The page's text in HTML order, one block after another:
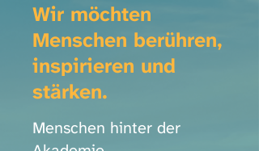
Wir möchten
Menschen berühren,
inspirieren und
stärken.
Menschen hinter der